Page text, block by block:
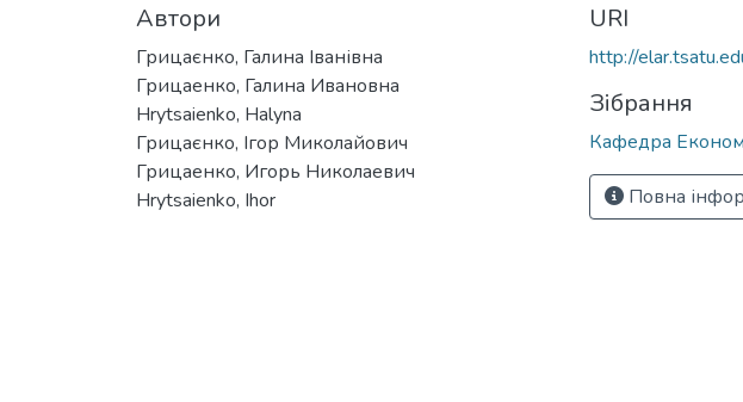
Автори
Грицаєнко, Галина Іванівна
Грицаенко, Галина Ивановна
Hrytsaienko, Halyna
Грицаєнко, Ігор Миколайович
Грицаенко, Игорь Николаевич
Hrytsaienko, Ihor
URI
http://
Зібрання
Кафедра
Повна